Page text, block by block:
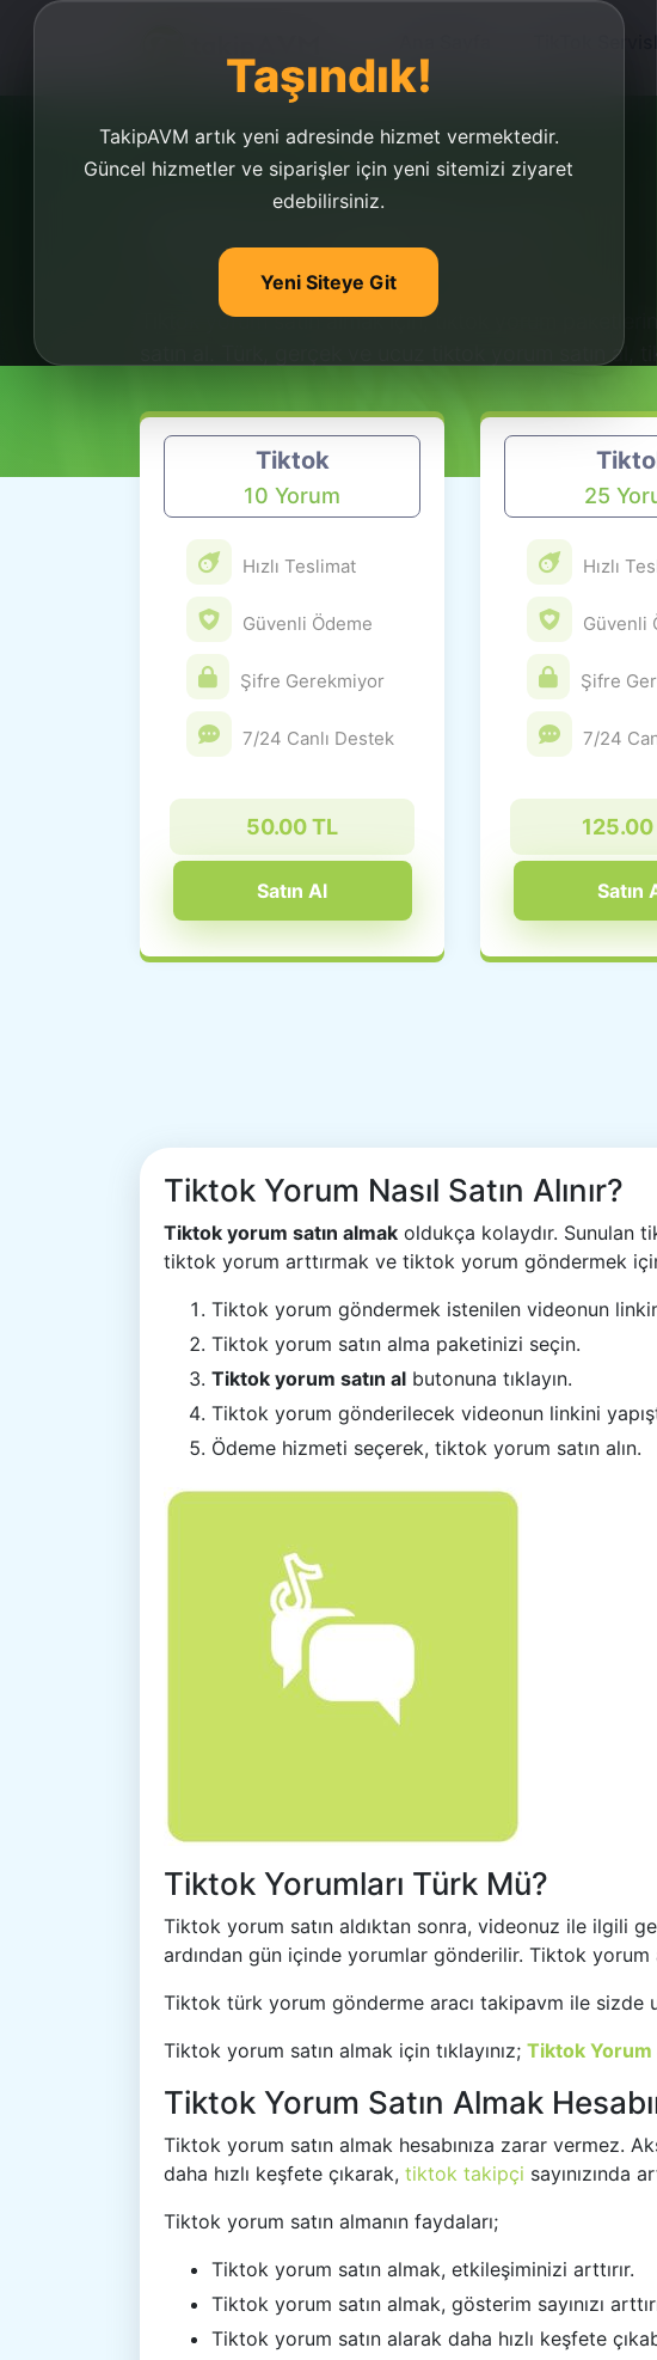
Taşındık!
TakipAVM artık yeni adresinde hizmet vermektedir.
Güncel hizmetler ve siparişler için yeni sitemizi ziyaret
edebilirsiniz.
Yeni Siteye Git
TikTok
TakipAVM İle UcuzTiktok Yorum Satın Al
Tiktok yorum satın almak için, tiktok yorum
satın al. Türk, gerçek ve ucuz tiktok yorum satın al,
Tiktok
10 Yorum
Hızlı Teslimat
Güvenli Ödeme
Şifre Gerekmiyor
7/24 Canlı Destek
50.00 TL
Satın Al
25
Hızlı
Güvenli
Şifre
7/24
125.00
Satın
Tiktok Yorum Nasıl Satın Alınır?
Tiktok yorum satın almak oldukça kolaydır. Sunulan
tiktok yorum arttırmak ve tiktok yorum göndermek
Tiktok yorum göndermek istenilen videonun
Tiktok yorum satın alma paketinizi seçin.
Tiktok yorum satın al butonuna tıklayın.
Tiktok yorum gönderilecek videonun linkini
Ödeme hizmeti seçerek, tiktok yorum satın alın.
Tiktok Yorumları Türk Mü?
Tiktok yorum satın aldıktan sonra, videonuz ile ilgili
ardından gün içinde yorumlar gönderilir. Tiktok
Tiktok türk yorum gönderme aracı takipavm ile sizde
Tiktok yorum satın almak için tıklayınız; Tiktok Yorum
Tiktok Yorum Satın Almak
Tiktok yorum satın almak hesabınıza zarar vermez.
daha hızlı keşfete çıkarak, tiktok takipçi sayınızında
Tiktok yorum satın almanın faydaları;
Tiktok yorum satın almak, etkileşiminizi arttırır.
Tiktok yorum satın almak, gösterim sayınızı
Tiktok yorum satın alarak daha hızlı keşfete